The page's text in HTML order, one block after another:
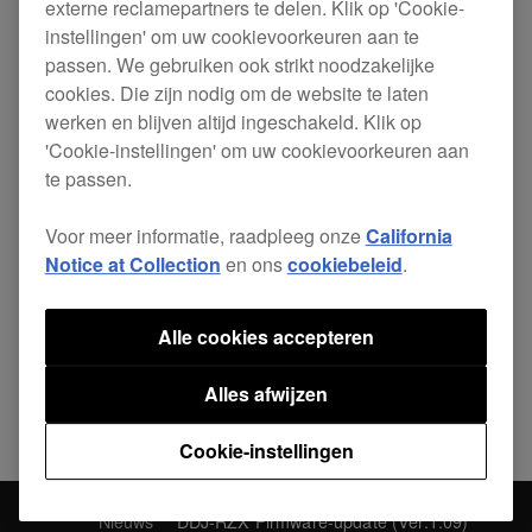
functie werkten niet correct bij firmware
1.08.
Delen
Terug naar Nieuws
Nieuws DDJ-RZX Firmware-update (Ver.1.09)
externe reclamepartners te delen. Klik op 'Cookie-
instellingen' om uw cookievoorkeuren aan te
passen. We gebruiken ook strikt noodzakelijke
cookies. Die zijn nodig om de website te laten
werken en blijven altijd ingeschakeld. Klik op
'Cookie-instellingen' om uw cookievoorkeuren aan
te passen.
Voor meer informatie, raadpleeg onzeCalifornia
Notice at Collection en onscookiebeleid.
Cookie-instellingen
Alles afwijzen
Alle cookies accepteren